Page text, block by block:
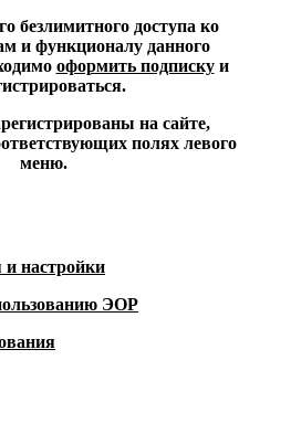
безлимитного доступа ко
и функционалу данного
оформить подпискуи
на сайте,
полях левого
меню.
и настройки
ЭОР